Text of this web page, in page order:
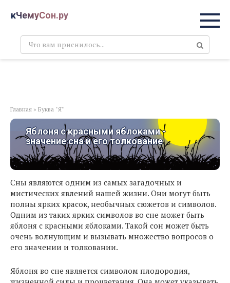
кЧемуСон.ру
Поиск:
Главная » Буква "Я"
Яблоня с красными яблоками -
значение сна и его толкование
Сны являются одним из самых загадочных и
мистических явлений нашей жизни. Они могут быть
полны ярких красок, необычных сюжетов и символов.
Одним из таких ярких символов во сне может быть
яблоня с красными яблоками. Такой сон может быть
очень волнующим и вызывать множество вопросов о
его значении и толковании.
Яблоня во сне является символом плодородия,